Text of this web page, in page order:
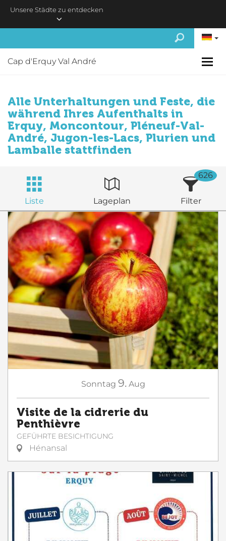
Skip to main content
Unsere Städte zu entdecken
Cap d'Erquy Val André
Alle Unterhaltungen und Feste, die
während Ihres Aufenthalts in
Erquy, Moncontour, Pléneuf-Val-
André, Jugon-les-Lacs, Plurien und
Lamballe stattfinden
Liste Lageplan Filter
626
Sonntag 9. Aug
Visite de la cidrerie du
Penthièvre
GEFÜHRTE BESICHTIGUNG
Hénansal